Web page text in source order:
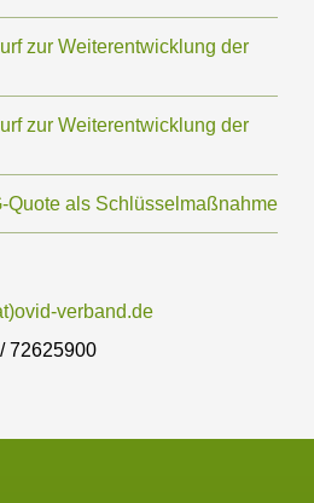
zur Weiterentwicklung der
zur‬ Weiterentwicklung der‬
Quote als Schlüsselmaßnahme
verband.de
72625900